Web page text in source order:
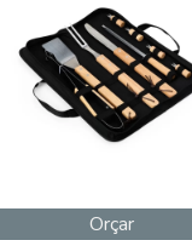
Orçar